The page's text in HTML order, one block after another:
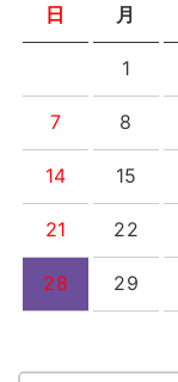
日 月
1
7 8
14 15
21 22
28 29